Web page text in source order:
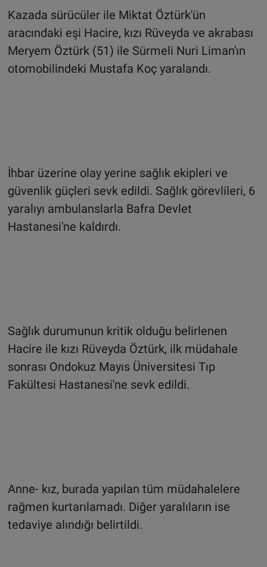
Kazada sürücüler ile Miktat Öztürk'ün
aracındaki eşi Hacire, kızı Rüveyda ve akrabası
Meryem Öztürk (51) ile Sürmeli Nuri Liman'ın
otomobilindeki Mustafa Koç yaralandı.
İhbar üzerine olay yerine sağlık ekipleri ve
güvenlik güçleri sevk edildi. Sağlık görevlileri, 6
yaralıyı ambulanslarla Bafra Devlet
Hastanesi'ne kaldırdı.
Sağlık durumunun kritik olduğu belirlenen
Hacire ile kızı Rüveyda Öztürk, ilk müdahale
sonrası Ondokuz Mayıs Üniversitesi Tıp
Fakültesi Hastanesi'ne sevk edildi.
Anne- kız, burada yapılan tüm müdahalelere
rağmen kurtarılamadı. Diğer yaralıların ise
tedaviye alındığı belirtildi.